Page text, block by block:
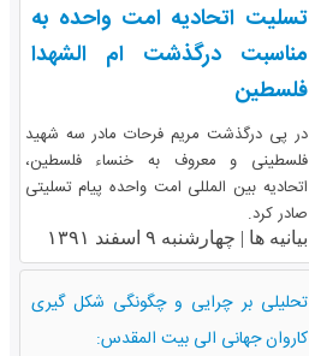
تسلیت اتحادیه امت واحده به
مناسبت درگذشت ام الشهدا
فلسطین
در پی درگذشت مریم فرحات مادر سه شهید
فلسطینی و معروف به خنساء فلسطین،
اتحادیه بین المللی امت واحده پیام تسلیتی
صادر کرد.
بیانیه ها | چهارشنبه ۹ اسفند ۱۳۹۱
تحلیلی بر چرایی و چگونگی شکل گیری
کاروان جهانی الی بیت المقدس: